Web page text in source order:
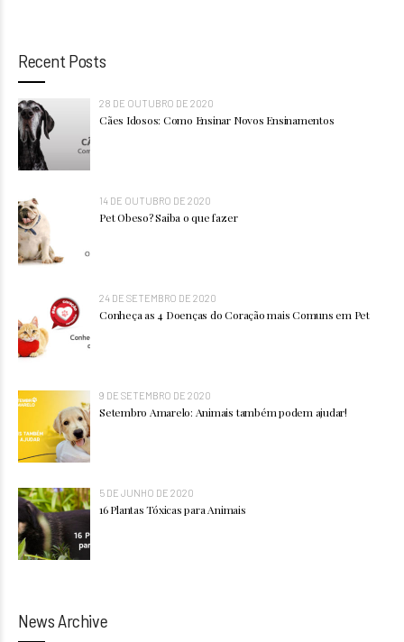
Recent Posts
28 DE OUTUBRO DE 2020
Cães Idosos: Como Ensinar Novos Ensinamentos
14 DE OUTUBRO DE 2020
Pet Obeso? Saiba o que fazer
24 DE SETEMBRO DE 2020
Conheça as 4 Doenças do Coração mais Comuns em Pet
9 DE SETEMBRO DE 2020
Setembro Amarelo: Animais também podem ajudar!
5 DE JUNHO DE 2020
16 Plantas Tóxicas para Animais
News Archive